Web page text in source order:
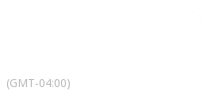
(GMT-04:00)